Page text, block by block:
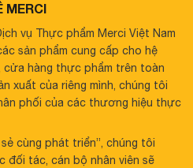
MERCI
vụ Thực phẩm Merci Việt Nam
sản phẩm cung cấp cho hệ
hàng thực phẩm trên toàn
xuất của riêng mình, chúng tôi
phối của các thương hiệu thực
cùng phát triển”, chúng tôi
đối tác, cán bộ nhân viên sẽ